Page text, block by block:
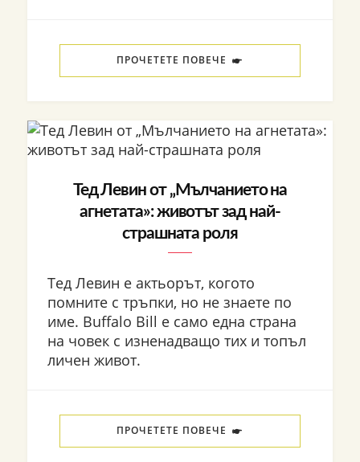
ПРОЧЕТЕТЕ ПОВЕЧЕ
Тед Левин от „Мълчанието на
агнетата»: животът зад най-
страшната роля
Тед Левин е актьорът, когото
помните с тръпки, но не знаете по
име. Buffalo Bill е само една страна
на човек с изненадващо тих и топъл
личен живот.
ПРОЧЕТЕТЕ ПОВЕЧЕ